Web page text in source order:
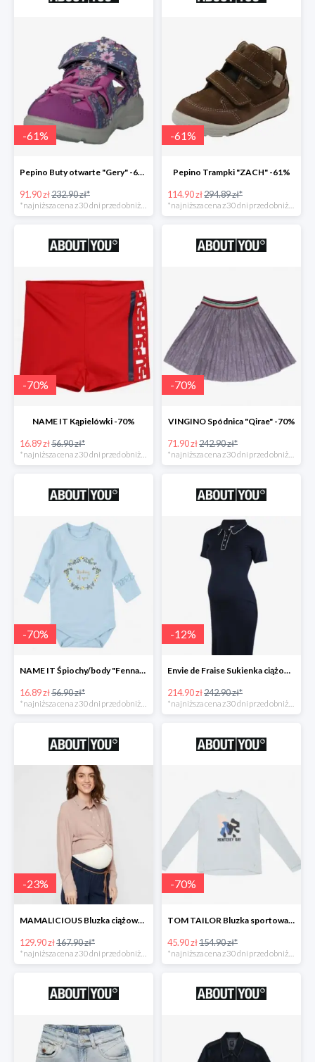
-61%
Pepino Buty otwarte "Gery" -61%
91.90 zł232.90 zł*
-61%
Pepino Trampki "ZACH" -61%
114.90 zł294.89 zł*
-70%
NAME IT Kąpielówki -70%
16.89 zł56.90 zł*
-70%
VINGINO Spódnica "Qirae" -70%
71.90 zł242.90 zł*
-70%
NAME IT Śpiochy/body "Fenna" -70%
16.89 zł56.90 zł*
*najniższa cena z 30 dni przed obniżką
-12%
Envie de Fraise Sukienka ciążowa "Chantal" -12%
214.90 zł242.90 zł*
*najniższa cena z 30 dni przed obniżką
-23%
MAMALICIOUS Bluzka ciążowa -23%
129.90 zł167.90 zł*
-70%
TOM TAILOR Bluzka sportowa -70%
45.90 zł154.90 zł*